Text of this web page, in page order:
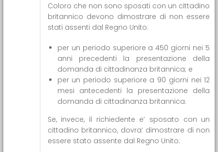
Coloro che non sono sposati con un cittadino
britannico devono dimostrare di non essere
stati assenti dal Regno Unito:
per un periodo superiore a 450 giorni nei 5
anni precedenti la presentazione della
domanda di cittadinanza britannica; e
per un periodo superiore a 90 giorni nei 12
mesi antecedenti la presentazione della
domanda di cittadinanza britannica.
Se, invece, il richiedente e’ sposato con un
cittadino britannico, dovra’ dimostrare di non
essere stato assente dal Regno Unito: